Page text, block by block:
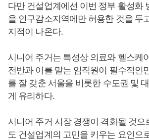
다만 건설업계에선 이번 정부 활성화
을 인구감소지역에만 허용한 것을 두
지적이 나온다.
시니어 주거는 특성상 의료와 헬스케
전반과 이를 맡는 임직원이 필수적인
를 잘 갖춘 서울을 비롯한 수도권 및
게 유리하다.
시니어 주거 시장 경쟁이 격화될 것으
도 건설업계의 고민을 키우는 요인으